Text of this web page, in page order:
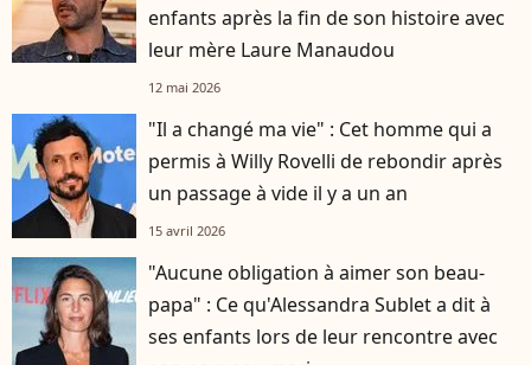
enfants après la fin de son histoire avec
leur mère Laure Manaudou
12 mai 2026
"Il a changé ma vie" : Cet homme qui a
permis à Willy Rovelli de rebondir après
un passage à vide il y a un an
15 avril 2026
"Aucune obligation à aimer son beau-
papa" : Ce qu'Alessandra Sublet a dit à
ses enfants lors de leur rencontre avec